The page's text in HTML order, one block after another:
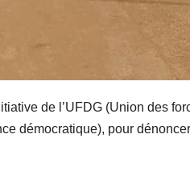
de l’UFDG (Union des
démocratique), pour